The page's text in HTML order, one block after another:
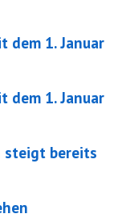
dem 1. Januar
dem 1. Januar
steigt bereits